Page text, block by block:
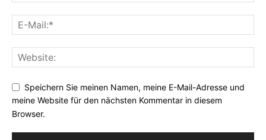
Speichern Sie meinen Namen, meine E-Mail-Adresse und
meine Website für den nächsten Kommentar in diesem
Browser.